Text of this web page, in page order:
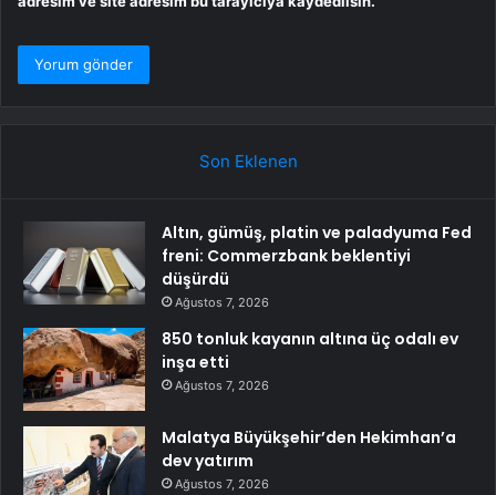
Son Eklenen
Altın, gümüş, platin ve paladyuma Fed
freni: Commerzbank beklentiyi
düşürdü
Ağustos 7, 2026
850 tonluk kayanın altına üç odalı ev
inşa etti
Ağustos 7, 2026
Malatya Büyükşehir’den Hekimhan’a
dev yatırım
Ağustos 7, 2026